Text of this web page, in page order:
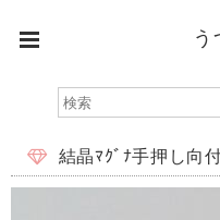
結晶ﾏｸﾞﾅ手押し向